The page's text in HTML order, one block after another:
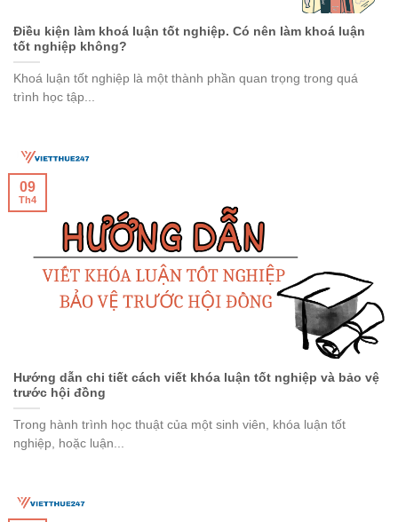
Điều kiện làm khoá luận tốt nghiệp. Có nên làm khoá luận
tốt nghiệp không?
Khoá luận tốt nghiệp là một thành phần quan trọng trong quá
trình học tập...
Hướng dẫn chi tiết cách viết khóa luận tốt nghiệp và bảo vệ
trước hội đồng
Trong hành trình học thuật của một sinh viên, khóa luận tốt
nghiệp, hoặc luận...
09
Th4